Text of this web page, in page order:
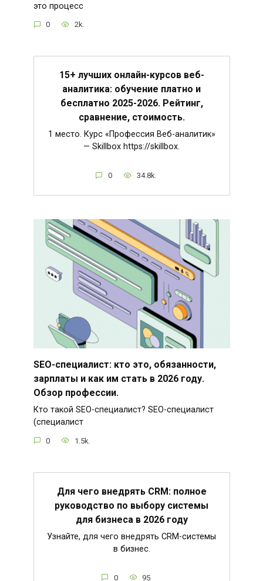
это процесс
0 2k.
15+ лучших онлайн-курсов веб-
аналитика: обучение платно и
бесплатно 2025-2026. Рейтинг,
сравнение, стоимость.
1 место. Курс «Профессия Веб-аналитик»
— Skillbox https://skillbox.
0 34.8k.
SEO-специалист: кто это, обязанности,
зарплаты и как им стать в 2026 году.
Обзор профессии.
Кто такой SEO-специалист? SEO-специалист
(специалист
0 1.5k.
Для чего внедрять CRM: полное
руководство по выбору системы
для бизнеса в 2026 году
Узнайте, для чего внедрять CRM-системы
в бизнес.
0 95